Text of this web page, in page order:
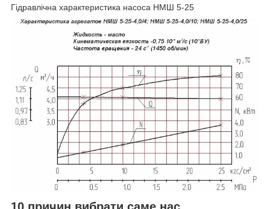
Гідравлічна характеристика насоса НМШ 5-25